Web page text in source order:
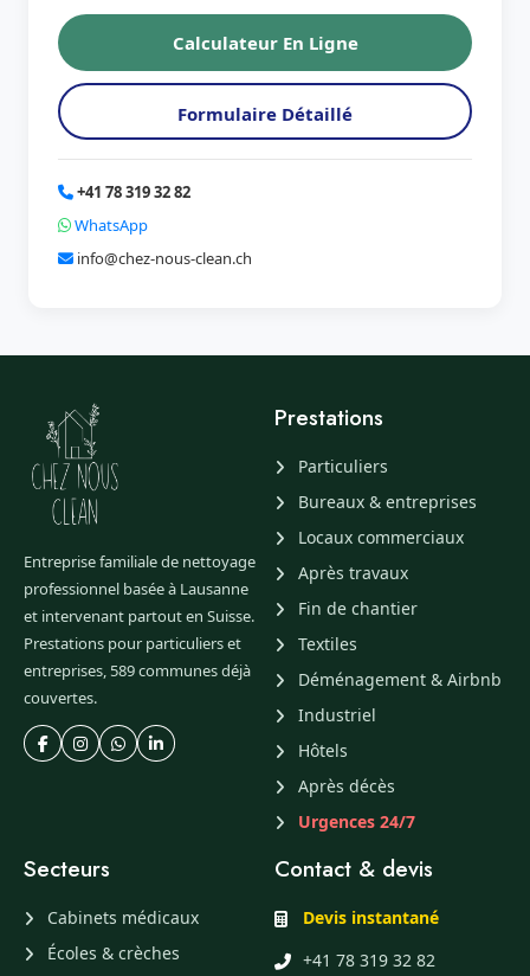
Calculateur En Ligne
Formulaire Détaillé
+41 78 319 32 82
WhatsApp
info@chez-nous-clean.ch
Entreprise familiale de nettoyage
professionnel basée à Lausanne
et intervenant partout en Suisse.
Prestations pour particuliers et
entreprises, 589 communes déjà
couvertes.
Prestations
Particuliers
Bureaux & entreprises
Locaux commerciaux
Après travaux
Fin de chantier
Textiles
Déménagement & Airbnb
Industriel
Hôtels
Après décès
Urgences 24/7
Secteurs
Cabinets médicaux
Écoles & crèches
Contact & devis
Devis instantané
+41 78 319 32 82